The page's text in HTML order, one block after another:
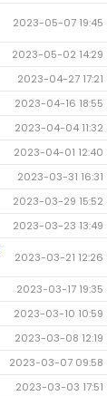
2023-05-07 19:45
2023-05-02 14:29
2023-04-27 17:21
2023-04-16 18:55
2023-04-04 11:32
2023-04-01 12:40
2023-03-31 16:31
2023-03-29 15:52
2023-03-23 13:49
2023-03-21 12:26
2023-03-17 19:35
2023-03-10 10:59
2023-03-08 12:19
2023-03-07 09:58
2023-03-03 17:51